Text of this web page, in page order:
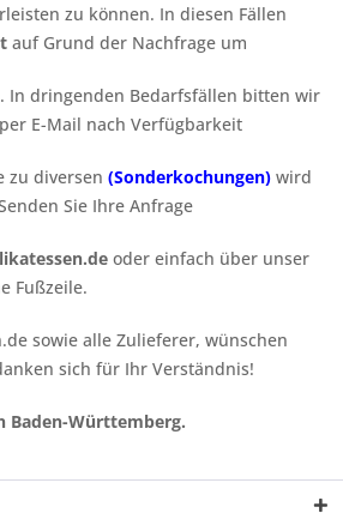
zu können. In diesen Fällen
auf Grund der Nachfrage um
In dringenden Bedarfsfällen bitten wir
E-Mail nach Verfügbarkeit
zu diversen (Sonderkochungen) wird
Sie Ihre Anfrage
oder einfach über unser
Fußzeile.
sowie alle Zulieferer, wünschen
sich für Ihr Verständnis!
Baden-Württemberg.